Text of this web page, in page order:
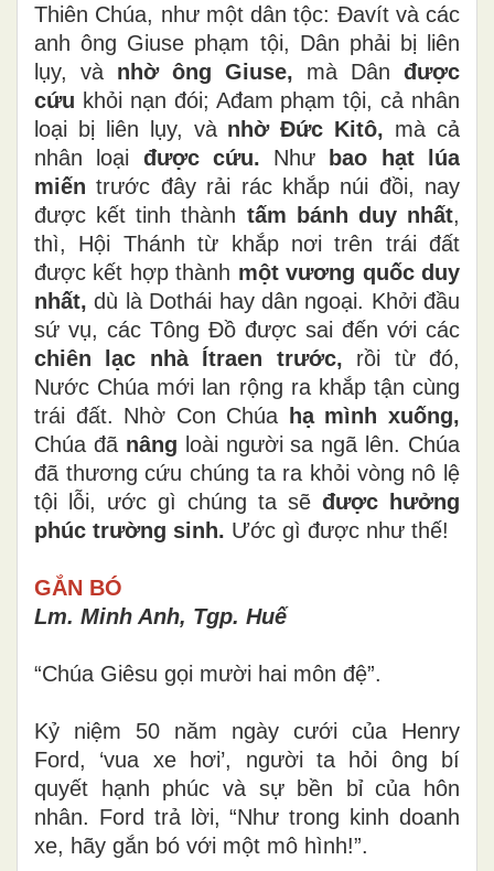
Thiên Chúa, như một dân tộc: Đavít và các
anh ông Giuse phạm tội, Dân phải bị liên
lụy, và nhờ ông Giuse, mà Dân được
cứu khỏi nạn đói; Ađam phạm tội, cả nhân
loại bị liên lụy, và nhờ Đức Kitô, mà cả
nhân loại được cứu. Như bao hạt lúa
miến trước đây rải rác khắp núi đồi, nay
được kết tinh thành tấm bánh duy nhất,
thì, Hội Thánh từ khắp nơi trên trái đất
được kết hợp thành một vương quốc duy
nhất,dù là Dothái hay dân ngoại. Khởi đầu
sứ vụ, các Tông Đồ được sai đến với các
chiên lạc nhà Ítraen trước, rồi từ đó,
Nước Chúa mới lan rộng ra khắp tận cùng
trái đất. Nhờ Con Chúa hạ mình xuống,
Chúa đã nâng loài người sa ngã lên. Chúa
đã thương cứu chúng ta ra khỏi vòng nô lệ
tội lỗi, ước gì chúng ta sẽ được hưởng
phúc trường sinh. Ước gì được như thế!
GẮN BÓ
Lm. Minh Anh, Tgp. Huế
“Chúa Giêsu gọi mười hai môn đệ”.
Kỷ niệm 50 năm ngày cưới của Henry
Ford, ‘vua xe hơi’, người ta hỏi ông bí
quyết hạnh phúc và sự bền bỉ của hôn
nhân. Ford trả lời, “Như trong kinh doanh
xe, hãy gắn bó với một mô hình!”.